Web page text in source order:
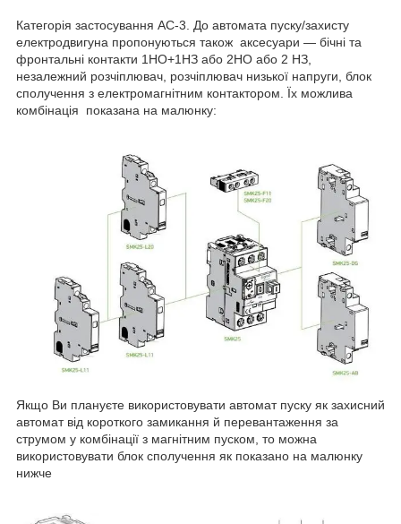
Категорія застосування АС-3. До автомата пуску/захисту
електродвигуна пропонуються також аксесуари — бічні та
фронтальні контакти 1НО+1НЗ або 2НО або 2 НЗ,
незалежний розчіплювач, розчіплювач низької напруги, блок
сполучення з електромагнітним контактором. Їх можлива
комбінація показана на малюнку:
Якщо Ви плануєте використовувати автомат пуску як захисний
автомат від короткого замикання й перевантаження за
струмом у комбінації з магнітним пуском, то можна
використовувати блок сполучення як показано на малюнку
нижче